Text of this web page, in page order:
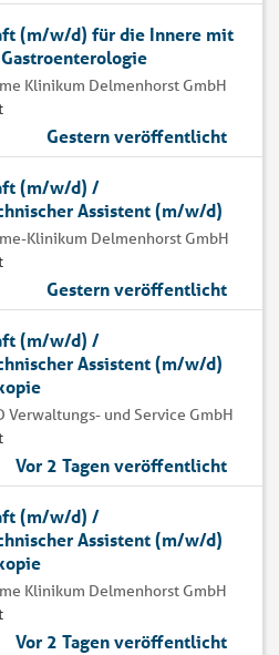
(m/w/d) für die Innere mit
Klinikum Delmenhorst GmbH
Gestern veröffentlicht
(m/w/d) /
Assistent (m/w/d)
Klinikum Delmenhorst GmbH
Gestern veröffentlicht
(m/w/d) /
Assistent (m/w/d)
Verwaltungs- und Service GmbH
Vor 2 Tagen veröffentlicht
(m/w/d) /
Assistent (m/w/d)
Klinikum Delmenhorst GmbH
Vor 2 Tagen veröffentlicht